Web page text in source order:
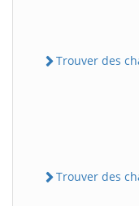
Trouver des
Trouver des